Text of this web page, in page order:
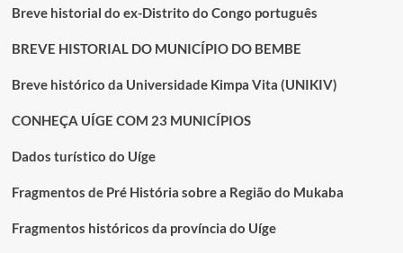
Breve historial do ex-Distrito do Congo português
BREVE HISTORIAL DO MUNICÍPIO DO BEMBE
Breve histórico da Universidade Kimpa Vita (UNIKIV)
CONHEÇA UÍGE COM 23 MUNICÍPIOS
Dados turístico do Uíge
Fragmentos de Pré História sobre a Região do Mukaba
Fragmentos históricos da província do Uíge